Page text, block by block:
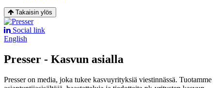
Takaisin ylös
Social link
English
Presser - Kasvun asialla
Presser on media, joka tukee kasvuyrityksiä viestinnässä. Tuotamme